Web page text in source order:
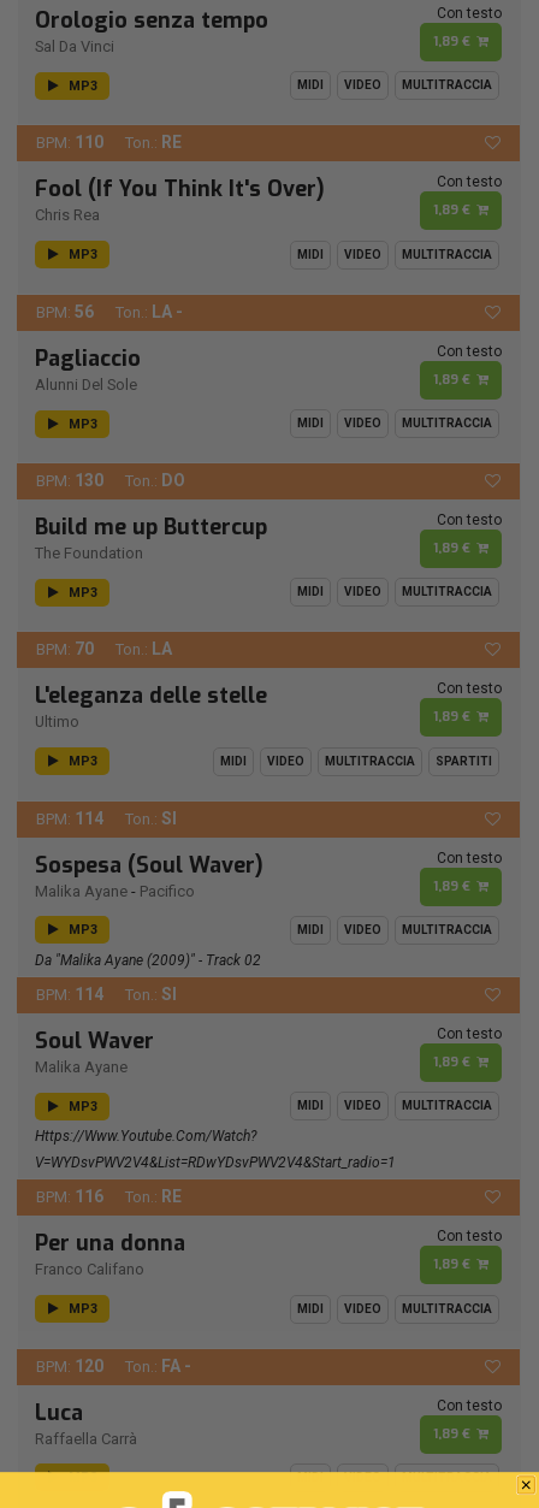
Orologio senza tempo
Sal Da Vinci
Con testo
1,89 €
MP3 MIDI VIDEO MULTITRACCIA
BPM: 110 Ton.: RE
Fool (If You Think It's Over)
Chris Rea
Con testo
1,89 €
MP3 MIDI VIDEO MULTITRACCIA
BPM: 56 Ton.: LA -
Pagliaccio
Alunni Del Sole
Con testo
1,89 €
MP3 MIDI VIDEO MULTITRACCIA
BPM: 130 Ton.: DO
Build me up Buttercup
The Foundation
Con testo
1,89 €
MP3 MIDI VIDEO MULTITRACCIA
BPM: 70 Ton.: LA
L'eleganza delle stelle
Ultimo
Con testo
1,89 €
MP3 MIDI VIDEO MULTITRACCIA SPARTITI
BPM: 114 Ton.: SI
Sospesa (Soul Waver)
Malika Ayane - Pacifico
Con testo
1,89 €
MP3 MIDI VIDEO MULTITRACCIA
Da "Malika Ayane (2009)" - Track 02
BPM: 114 Ton.: SI
Soul Waver
Malika Ayane
Con testo
1,89 €
MP3 MIDI VIDEO MULTITRACCIA
Https://www.youtube.com/watch?
V=wYDsvPWV2V4&list=RDwYDsvPWV2V4&start_radio=1
BPM: 116 Ton.: RE
Per una donna
Franco Califano
Con testo
1,89 €
MP3 MIDI VIDEO MULTITRACCIA
BPM: 120 Ton.: FA -
Luca
Raffaella Carrà
Con testo
1,89 €
MP3 MIDI VIDEO MULTITRACCIA